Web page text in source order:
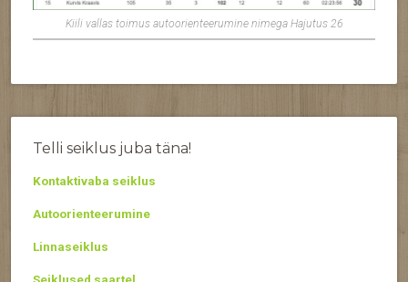
Kiili vallas toimus autoorienteerumine nimega Hajutus 26
Telli seiklus juba täna!
Kontaktivaba seiklus
Autoorienteerumine
Linnaseiklus
Seiklused saartel